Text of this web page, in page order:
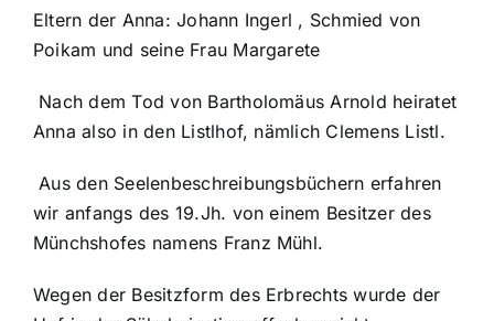
Eltern der Anna: Johann Ingerl , Schmied von
Poikam und seine Frau Margarete
Nach dem Tod von Bartholomäus Arnold heiratet
Anna also in den Listlhof, nämlich Clemens Listl.
Aus den Seelenbeschreibungsbüchern erfahren
wir anfangs des 19.Jh. von einem Besitzer des
Münchshofes namens Franz Mühl.
Wegen der Besitzform des Erbrechts wurde der